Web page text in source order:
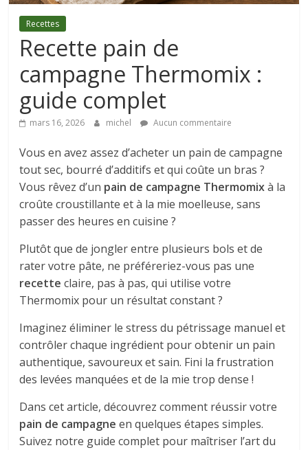
Recettes
Recette pain de
campagne Thermomix :
guide complet
mars 16, 2026 michel Aucun commentaire
Vous en avez assez d’acheter un pain de campagne
tout sec, bourré d’additifs et qui coûte un bras ?
Vous rêvez d’un pain de campagne Thermomixà la
croûte croustillante et à la mie moelleuse, sans
passer des heures en cuisine ?
Plutôt que de jongler entre plusieurs bols et de
rater votre pâte, ne préféreriez-vous pas une
recette claire, pas à pas, qui utilise votre
Thermomix pour un résultat constant ?
Imaginez éliminer le stress du pétrissage manuel et
contrôler chaque ingrédient pour obtenir un pain
authentique, savoureux et sain. Fini la frustration
des levées manquées et de la mie trop dense !
Dans cet article, découvrez comment réussir votre
pain de campagne en quelques étapes simples.
Suivez notre guide complet pour maîtriser l’art du